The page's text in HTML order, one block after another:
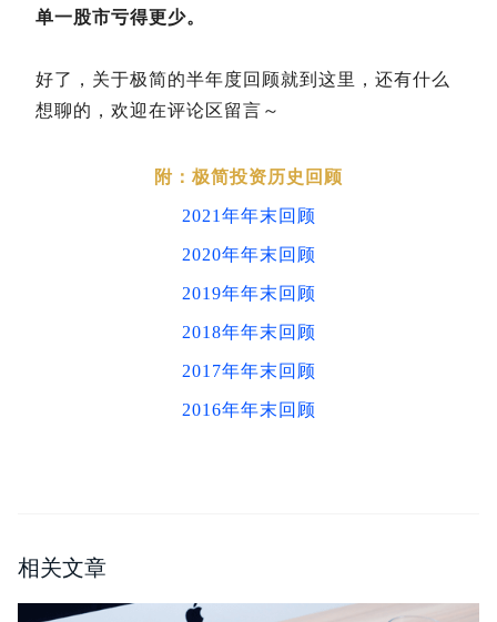
单一股市亏得更少。
好了，关于极简的半年度回顾就到这里，还有什么
想聊的，欢迎在评论区留言～
附：极简投资历史回顾
2021年年末回顾
2020年年末回顾
2019年年末回顾
2018年年末回顾
2017年年末回顾
2016年年末回顾
相关文章